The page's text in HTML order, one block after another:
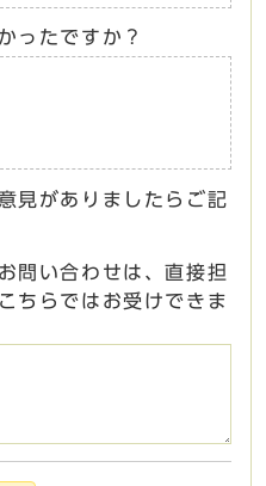
ったですか？
見がありましたらご記
問い合わせは、直接担
ちらではお受けできま